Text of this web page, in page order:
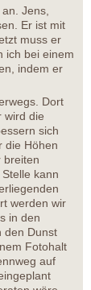
Jens,
Er ist mit
muss er
ich bei einem
indem er
Dort
wird die
sich
die Höhen
breiten
kann
werden wir
in den
den Dunst
Fotohalt
auf